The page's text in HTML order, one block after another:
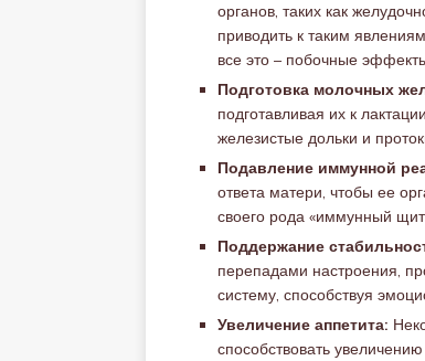
органов, таких как
приводить к таким
все это – побочные
Подготовка молочных
подготавливая их к
железистые дольки и
Подавление иммунной
ответа матери, чтобы ее
своего рода «иммунный
Поддержание
перепадами настроения,
систему, способствуя
Увеличение аппетита:
способствовать